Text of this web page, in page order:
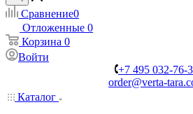
Сравнение0
Отложенные 0
Корзина 0
Войти
+7 495 032-76-
order@verta-
Каталог